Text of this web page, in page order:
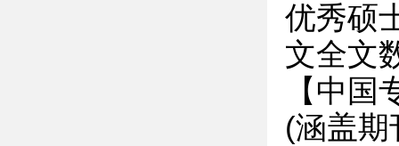
优秀硕
文全文
【中
(涵盖期